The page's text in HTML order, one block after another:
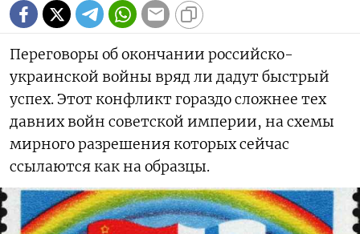
Переговоры об окончании российско-
украинской войны вряд ли дадут быстрый
успех. Этот конфликт гораздо сложнее тех
давних войн советской империи, на схемы
мирного разрешения которых сейчас
ссылаются как на образцы.